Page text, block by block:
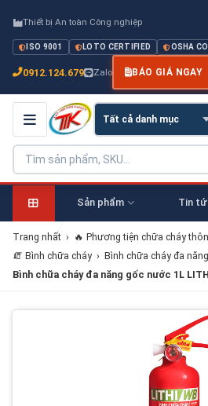
Thiết bị An toàn Công nghiệp
ISO 9001 LOTO CERTIFIED OSHA
0912.124.679 Zalo BÁO GIÁ NGAY
Sản phẩm Tin
Trang nhất › 🔥 Phương tiện chữa cháy
🧯 Bình chữa cháy › Bình chữa cháy đa
Bình chữa cháy đa năng gốc nước 1L